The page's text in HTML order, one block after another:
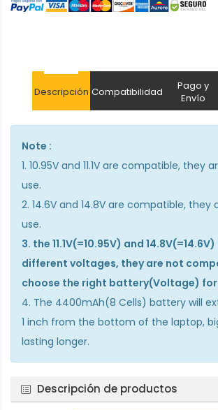
Descripción Compatibilidad
Pago y
Envío
Note :
1. 10.95V and 11.1V are compatible, they
use.
2. 14.6V and 14.8V are compatible,
use.
3. the 11.1V(=10.95V) and
different voltages, they are not
choose the right battery(Voltage)
4. The 4400mAh(8 Cells) battery will
1 inch from the bottom of the laptop,
lasting longer.
Descripción de productos